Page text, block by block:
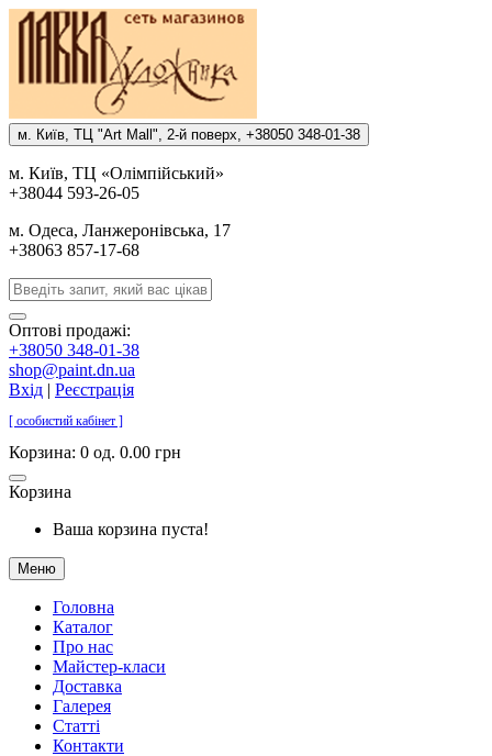
м. Киïв, ТЦ "Art Mall", 2-й поверх, +38050 348-01-38
м. Киïв, ТЦ «Олiмпiйський»
+38044 593-26-05
м. Одеса, Ланжеронiвська, 17
+38063 857-17-68
Оптові продажі:
+38050 348-01-38
shop@paint.dn.ua
Вхід | Реєстрація
[ особистий кабінет ]
Корзина: 0 од. 0.00 грн
Корзина
Ваша корзина пуста!
Меню
Головна
Каталог
Про нас
Майстер-класи
Доставка
Галерея
Статтi
Контакти